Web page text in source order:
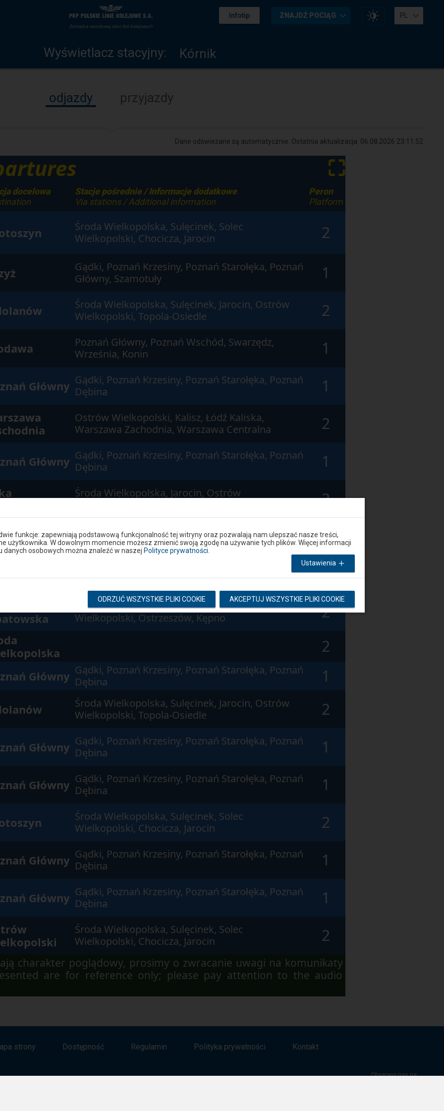
Infotip ZNAJDŹ POCIĄG
Zmień
kontrast
PL
Wyświetlacz
stacyjny
Strona
główna
Wyświetlacz stacyjny: Kórnik
odjazdy przyjazdy
Dane odświeżane są automatycznie. Ostatnia aktualizacja: 06.08.2026 23:11:52
⛶
docelowa
Stacje pośrednie / Informacje dodatkowe
Via stations / Additional information
Peron
Platform
Środa Wielkopolska, Sulęcinek, Solec
Wielkopolski, Chocicza, Jarocin
2
Gądki, Poznań Krzesiny, Poznań Starołęka, Poznań
Główny, Szamotuły
1
Środa Wielkopolska, Sulęcinek, Jarocin, Ostrów
Wielkopolski, Topola-Osiedle
2
Poznań Główny, Poznań Wschód, Swarzędz,
Września, Konin
1
Główny Gądki, Poznań Krzesiny, Poznań Starołęka, Poznań
Dębina
1
Ostrów Wielkopolski, Kalisz, Łódź Kaliska,
Warszawa Zachodnia, Warszawa Centralna
2
Główny Gądki, Poznań Krzesiny, Poznań Starołęka, Poznań
Dębina
1
Środa Wielkopolska, Jarocin, Ostrów
2
Główny Gądki, Poznań Krzesiny, Poznań Starołęka, Poznań
Dębina
1
Wielkopolski, Chocicza, Jarocin
2
Środa Wielkopolska, Jarocin, Ostrów
Wielkopolski, Ostrzeszów, Kępno
2
2
Główny Gądki, Poznań Krzesiny, Poznań Starołęka, Poznań
Dębina
1
Środa Wielkopolska, Sulęcinek, Jarocin, Ostrów
Wielkopolski, Topola-Osiedle
2
Główny Gądki, Poznań Krzesiny, Poznań Starołęka, Poznań
Dębina
1
Główny Gądki, Poznań Krzesiny, Poznań Starołęka, Poznań
Dębina
1
Środa Wielkopolska, Sulęcinek, Solec
Wielkopolski, Chocicza, Jarocin
2
Główny Gądki, Poznań Krzesiny, Poznań Starołęka, Poznań
Dębina
1
Główny Gądki, Poznań Krzesiny, Poznań Starołęka, Poznań
Dębina
1
Środa Wielkopolska, Sulęcinek, Solec
Wielkopolski, Chocicza, Jarocin
2
charakter poglądowy, prosimy o zwracanie uwagi na komunikaty
are for reference only; please pay attention to the audio
strony Dostępność Regulamin Polityka prywatności Kontakt
Obserwuj nas na:
funkcje: zapewniają podstawową funkcjonalność tej witryny oraz pozwalają nam ulepszać nasze treści,
użytkownika. W dowolnym momencie możesz zmienić swoją zgodę na używanie tych plików. Więcej informacji
osobowych można znaleźć w naszej Polityce prywatności
Ustawienia
ODRZUĆ WSZYSTKIE PLIKI COOKIE AKCEPTUJ WSZYSTKIE PLIKI COOKIE